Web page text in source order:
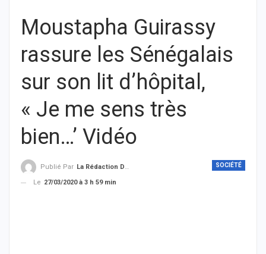
Moustapha Guirassy
rassure les Sénégalais
sur son lit d’hôpital,
« Je me sens très
bien…’ Vidéo
SOCIÉTÉ
Publié Par La Rédaction De THIEYSENEGAL.com
Le 27/03/2020 à 3 h 59 min